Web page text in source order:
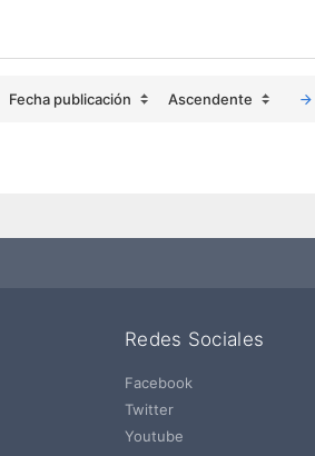
Fecha publicación Ascendente
Redes Sociales
Facebook
Twitter
Youtube